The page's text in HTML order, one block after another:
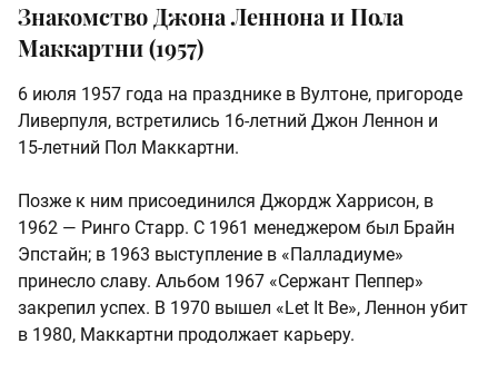
Знакомство Джона Леннона и Пола
Маккартни (1957)
6 июля 1957 года на празднике в Вултоне, пригороде
Ливерпуля, встретились 16‑летний Джон Леннон и
15‑летний Пол Маккартни.
Позже к ним присоединился Джордж Харрисон, в
1962 — Ринго Старр. С 1961 менеджером был Брайн
Эпстайн; в 1963 выступление в «Палладиуме»
принесло славу. Альбом 1967 «Сержант Пеппер»
закрепил успех. В 1970 вышел «Let It Be», Леннон убит
в 1980, Маккартни продолжает карьеру.